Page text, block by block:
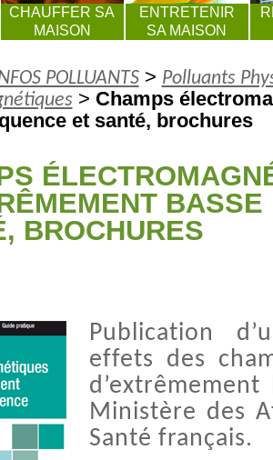
CHAUFFER SA
MAISON
ENTRETENIR
SA MAISON
POLLUANTS> Polluants
> Champs
et santé, brochures
BROCHURES
Publication
effets des
Ministère des
Santé français.